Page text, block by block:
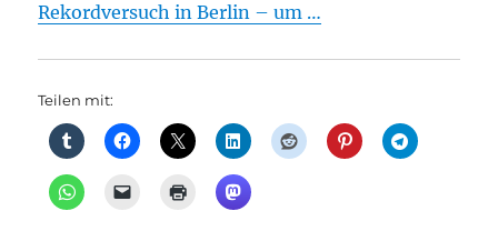
Rekordversuch in Berlin – um …
Teilen mit: